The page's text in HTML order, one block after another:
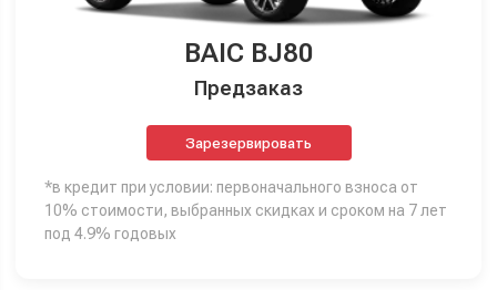
BAIC BJ80
Предзаказ
Зарезервировать
*в кредит при условии: первоначального взноса от
10% стоимости, выбранных скидках и сроком на 7 лет
под 4.9% годовых